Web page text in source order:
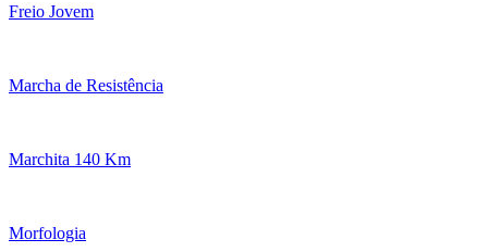
Freio Jovem
Marcha de Resistência
Marchita 140 Km
Morfologia